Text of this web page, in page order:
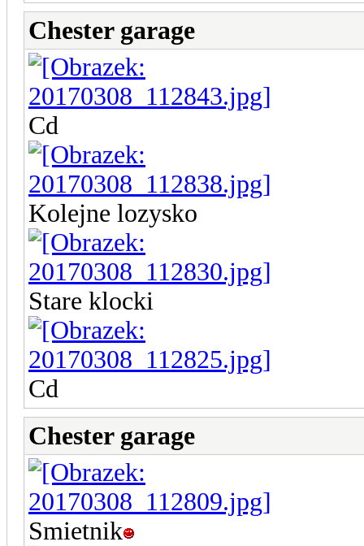
Chester garage
Cd
Kolejne lozysko
Stare klocki
Cd
Chester garage
Smietnik